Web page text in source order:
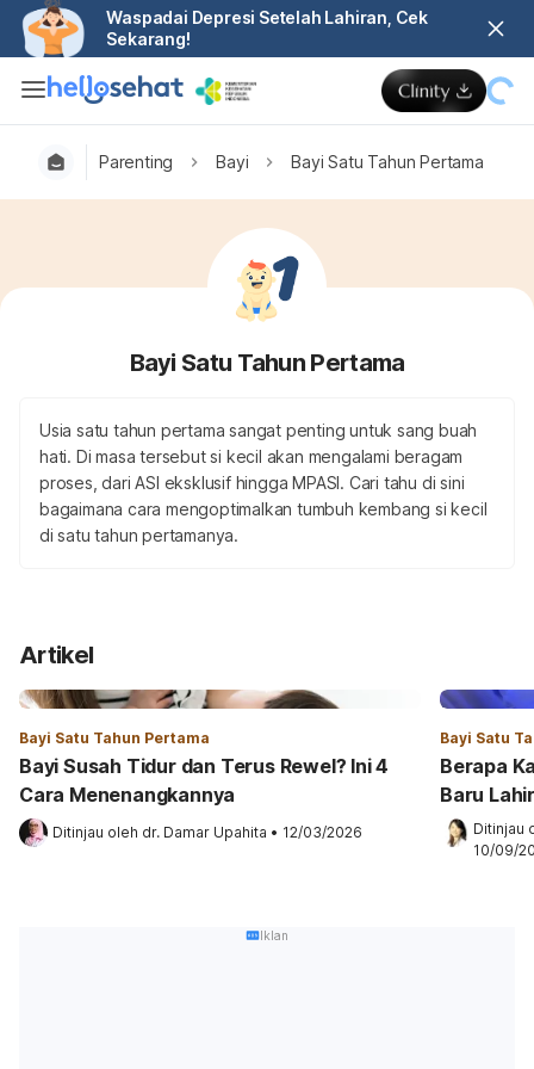
Waspadai Depresi Setelah Lahiran, Cek
Sekarang!
Parenting Bayi Bayi Satu Tahun Pertama
Bayi Satu Tahun Pertama
Usia satu tahun pertama sangat penting untuk sang buah
hati. Di masa tersebut si kecil akan mengalami beragam
proses, dari ASI eksklusif hingga MPASI. Cari tahu di sini
bagaimana cara mengoptimalkan tumbuh kembang si kecil
di satu tahun pertamanya.
Artikel
Bayi Satu Tahun Pertama
Bayi Susah Tidur dan Terus Rewel? Ini 4
Cara Menenangkannya
Ditinjau oleh dr. Damar Upahita • 12/03/2026
Bayi Satu
Berapa
Baru
Ditinjau
10/09/
Iklan